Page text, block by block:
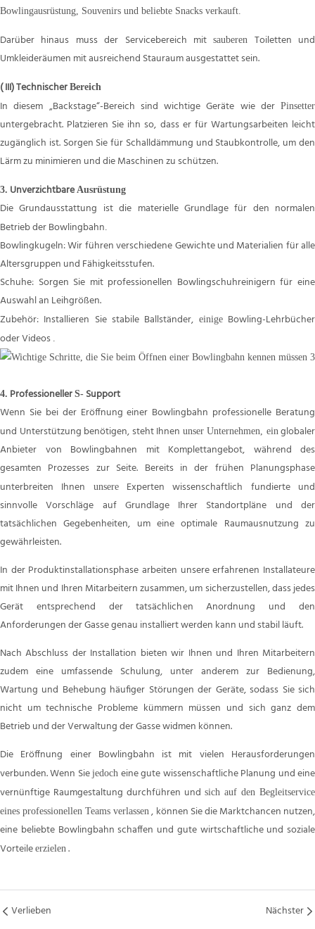
Bowlingausrüstung, Souvenirs und beliebte Snacks verkauft.
Darüber hinaus muss der Servicebereich mitsauberen
Toiletten und
Umkleideräumen mit ausreichend Stauraum ausgestattet sein.
(III) Technischer Bereich
In diesem „Backstage“-Bereich sind wichtige Geräte wie der Pinsetter
untergebracht. Platzieren Sie ihn so, dass er für Wartungsarbeiten leicht
zugänglich ist. Sorgen Sie für Schalldämmung und Staubkontrolle, um den
Lärm zu minimieren und die Maschinen zu schützen.
3. Unverzichtbare Ausrüstung
Die Grundausstattung ist die materielle Grundlage für den normalen
Betrieb der Bowlingbahn
Bowlingkugeln: Wir führen verschiedene Gewichte und Materialien für alle
Altersgruppen und Fähigkeitsstufen.
Schuhe: Sorgen Sie mit professionellen Bowlingschuhreinigern für eine
Auswahl an Leihgrößen.
Zubehör: Installieren Sie stabile Ballständer, einigeBowling-Lehrbücher
oder Videos
4. Professioneller S- Support
Wenn Sie bei der Eröffnung einer Bowlingbahn professionelle Beratung
und Unterstützung benötigen, steht Ihnen unser Unternehmen, einglobaler
Anbieter von Bowlingbahnen mit Komplettangebot, während des
gesamten Prozesses zur Seite. Bereits in der frühen Planungsphase
unterbreiten Ihnen
unsereExperten wissenschaftlich fundierte und
sinnvolle Vorschläge auf Grundlage Ihrer Standortpläne und der
tatsächlichen Gegebenheiten, um eine optimale Raumausnutzung zu
gewährleisten.
In der Produktinstallationsphase arbeiten unsere erfahrenen Installateure
mit Ihnen und Ihren Mitarbeitern zusammen, um sicherzustellen, dass jedes
Gerät entsprechend der tatsächlichen Anordnung und den
Anforderungen der Gasse genau installiert werden kann und stabil läuft.
Nach Abschluss der Installation bieten wir Ihnen und Ihren Mitarbeitern
zudem eine umfassende Schulung, unter anderem zur Bedienung,
Wartung und Behebung häufiger Störungen der Geräte, sodass Sie sich
nicht um technische Probleme kümmern müssen und sich ganz dem
Betrieb und der Verwaltung der Gasse widmen können.
Die Eröffnung einer Bowlingbahn ist mit vielen Herausforderungen
verbunden. Wenn Siejedoch eine gute wissenschaftliche Planung und eine
vernünftige Raumgestaltung durchführen und sich auf den Begleitservice
eines professionellen Teams verlassen , können Sie die Marktchancen nutzen,
eine beliebte Bowlingbahn schaffen und gute wirtschaftliche und soziale
Vorteile erzielen .
Verlieben Nächster